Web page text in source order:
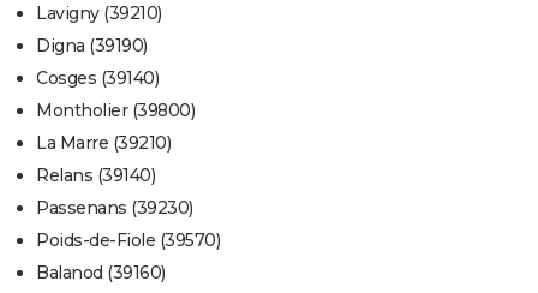
Lavigny (39210)
Digna (39190)
Cosges (39140)
Montholier (39800)
La Marre (39210)
Relans (39140)
Passenans (39230)
Poids-de-Fiole (39570)
Balanod (39160)